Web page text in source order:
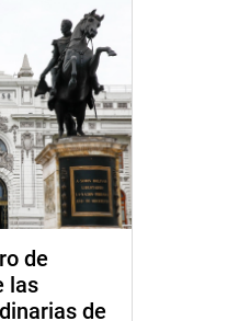
de
las
de